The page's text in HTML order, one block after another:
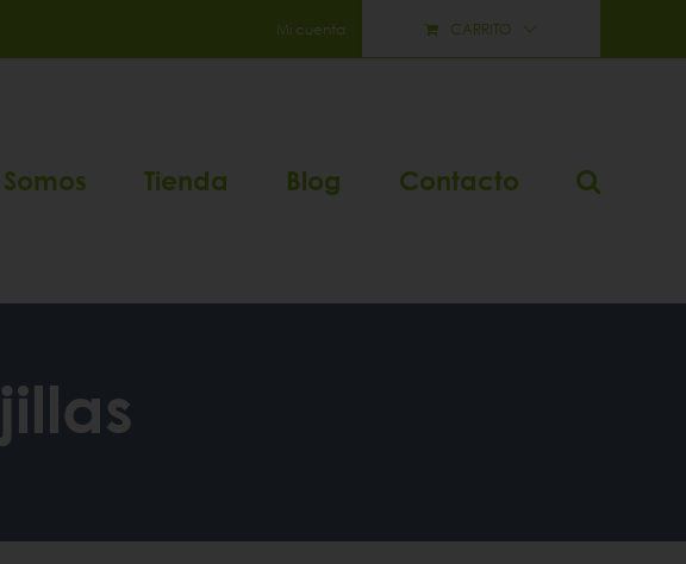
Mi cuenta CARRITO
Tienda Blog Contacto